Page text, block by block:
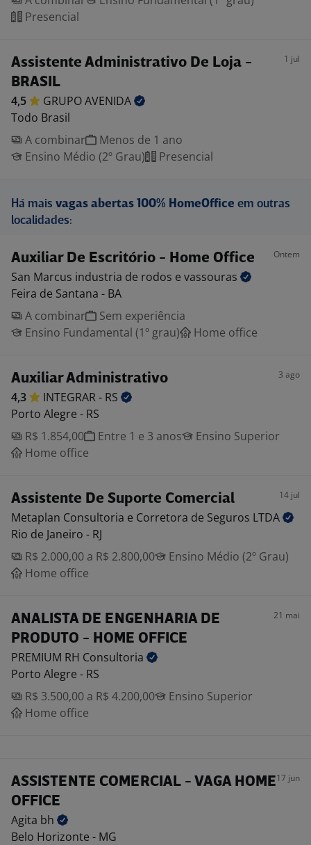
Presencial
Assistente Administrativo De Loja -
BRASIL
1 jul
4,5 GRUPOAVENIDA
Todo Brasil
A combinar
Menos de 1 ano
Ensino Médio (2º Grau)
Presencial
Há mais vagas abertas 100% HomeOffice em outras
localidades:
Auxiliar De Escritório - Home Office Ontem
San Marcus industria de rodos e vassouras
Feira de Santana - BA
A combinar
Sem experiência
Ensino Fundamental (1º grau)
Home office
Auxiliar Administrativo 3 ago
4,3 INTEGRAR - RS
Porto Alegre - RS
R$ 1.854,00
Entre 1 e 3 anos
Ensino Superior
Home office
Assistente De Suporte Comercial 14 jul
Metaplan Consultoria e Corretora de Seguros LTDA
Rio de Janeiro - RJ
R$ 2.000,00 a R$ 2.800,00
Ensino Médio (2º Grau)
Home office
ANALISTA DE ENGENHARIA DE
PRODUTO - HOME OFFICE
21 mai
PREMIUM RH Consultoria
Porto Alegre - RS
R$ 3.500,00 a R$ 4.200,00
Ensino Superior
Home office
ASSISTENTE COMERCIAL - VAGA HOME
OFFICE
17 jun
Agita bh
Belo Horizonte - MG